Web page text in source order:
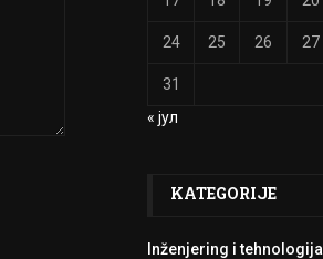
24 25 26 27
31
« јул
KATEGORIJE
Inženjering i tehnologija